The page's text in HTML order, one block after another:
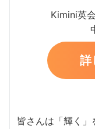
Kimini英
詳
皆さんは「輝く」